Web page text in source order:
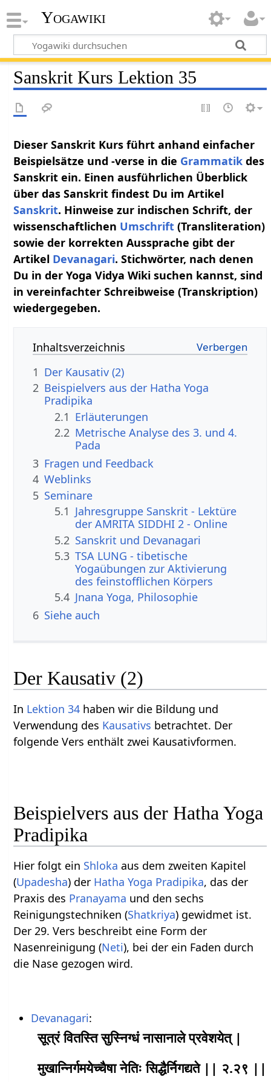
Yogawiki
Sanskrit Kurs Lektion 35
Dieser Sanskrit Kurs führt anhand einfacher
Beispielsätze und -verse in die Grammatik des
Sanskrit ein. Einen ausführlichen Überblick
über das Sanskrit findest Du im Artikel
Sanskrit. Hinweise zur indischen Schrift, der
wissenschaftlichen Umschrift (Transliteration)
sowie der korrekten Aussprache gibt der
Artikel Devanagari. Stichwörter, nach denen
Du in der Yoga Vidya Wiki suchen kannst, sind
in vereinfachter Schreibweise (Transkription)
wiedergegeben.
Inhaltsverzeichnis
1 Der Kausativ (2)
2 Beispielvers aus der Hatha Yoga
Pradipika
2.1 Erläuterungen
2.2 Metrische Analyse des 3. und 4.
Pada
3 Fragen und Feedback
4 Weblinks
5 Seminare
5.1 Jahresgruppe Sanskrit - Lektüre
der AMRITA SIDDHI 2 - Online
5.2 Sanskrit und Devanagari
5.3 TSA LUNG - tibetische
Yogaübungen zur Aktivierung
des feinstofflichen Körpers
5.4 Jnana Yoga, Philosophie
6 Siehe auch
Der Kausativ (2)
In Lektion 34 haben wir die Bildung und
Verwendung des Kausativs betrachtet. Der
folgende Vers enthält zwei Kausativformen.
Beispielvers aus der Hatha Yoga
Pradipika
Hier folgt ein Shloka aus dem zweiten Kapitel
(Upadesha) der Hatha Yoga Pradipika, das der
Praxis des Pranayama und den sechs
Reinigungstechniken (Shatkriya) gewidmet ist.
Der 29. Vers beschreibt eine Form der
Nasenreinigung (Neti), bei der ein Faden durch
die Nase gezogen wird.
Devanagari:
सूत्रं वितस्ति सुस्निग्धं नासानाले प्रवेशयेत् |
मुखान्निर्गमयेच्चैषा नेतिः सिद्धैर्निगद्यते || २.२९ ||